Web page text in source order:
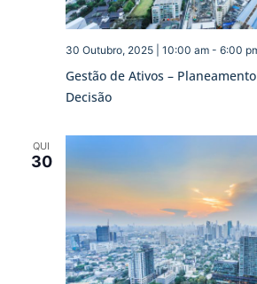
Gestão de Ativos –
Decisão
30 Outubro, 2025 | 10:00 am- 6:00
QUI
30